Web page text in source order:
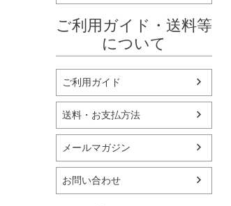
ご利用ガイド・送料等
について
ご利用ガイド
送料・お支払方法
メールマガジン
お問い合わせ